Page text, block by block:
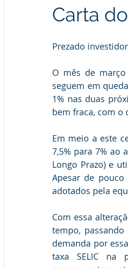
Carta
Prezado
O mês de
seguem em
1% nas duas
bem fraca, com o
Em meio a este
7,5% para 7% ao
Longo Prazo) e
Apesar de
adotados pela
Com essa
tempo,
demanda por
taxa SELIC na